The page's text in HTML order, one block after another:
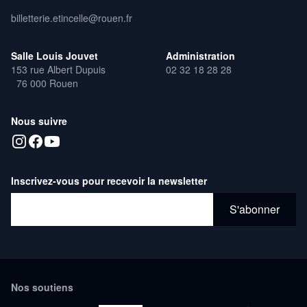
billetterie.etincelle@rouen.fr
Salle Louis Jouvet
153 rue Albert Dupuis
76 000 Rouen
Administration
02 32 18 28 28
Nous suivre
Inscrivez-vous pour recevoir la newsletter
Nos soutiens